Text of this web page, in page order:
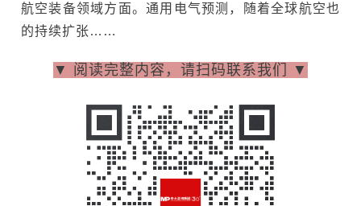
航空装备领域方面。通用电气预测，随着全球航空也
的持续扩张……
▼ 阅读完整内容，请扫码联系我们 ▼